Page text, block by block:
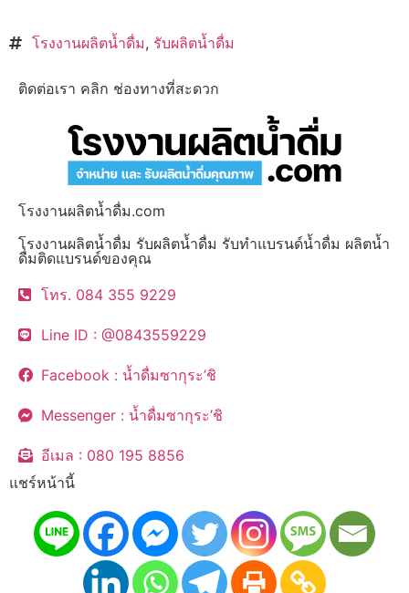
โรงงานผลิตน้ำดื่ม, รับผลิตน้ำดื่ม
ติดต่อเรา คลิก ช่องทางที่สะดวก
โรงงานผลิตน้ำดื่ม.com
โรงงานผลิตน้ำดื่ม รับผลิตน้ำดื่ม รับทำแบรนด์น้ำดื่ม ผลิตน้ำ
ดื่มติดแบรนด์ของคุณ
โทร. 084 355 9229
Line ID : @0843559229
Facebook : น้ำดื่มซากุระ’ชิ
Messenger : น้ำดื่มซากุระ’ชิ
อีเมล : 080 195 8856
แชร์หน้านี้